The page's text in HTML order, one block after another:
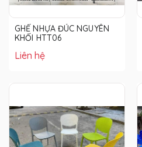
GHẾ NHỰA ĐÚC NGUYÊN
KHỐI HTT06
Liên hệ